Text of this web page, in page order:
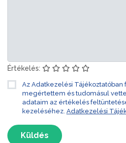
Értékelés:
Az Adatkezelési Tájékoztatóban
megértettem és tudomásul
adataim az értékelés
kezeléséhez. Adatkezelési
Küldés